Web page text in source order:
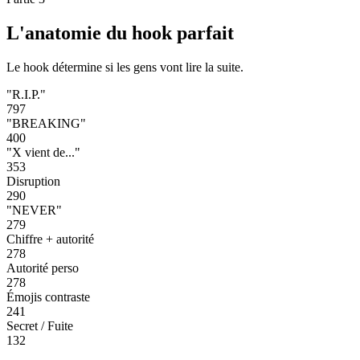
L'anatomie du hook parfait
Le hook détermine si les gens vont lire la suite.
"R.I.P."
797
"BREAKING"
400
"X vient de..."
353
Disruption
290
"NEVER"
279
Chiffre + autorité
278
Autorité perso
278
Émojis contraste
241
Secret / Fuite
132